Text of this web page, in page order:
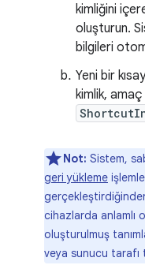
kimliğini
oluşturun.
bilgileri
Yeni bir
kimlik,
Not: Sistem,
geri yükleme
cihazlarda anlamlı
oluşturulmuş
veya sunucu tarafı